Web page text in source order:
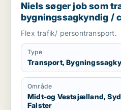
Niels søger job som
bygningssagkyndig /
Flex trafik/ persontransport.
Type
Transport,
Område
Midt-og Vestsjælland,
Falster